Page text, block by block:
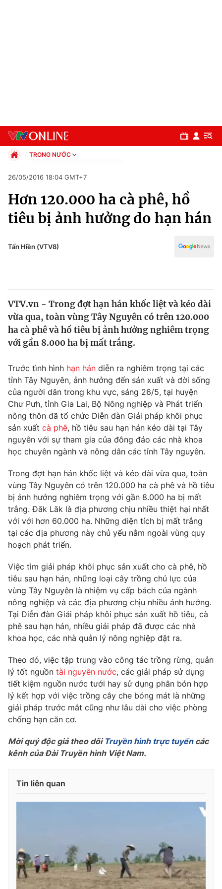
Chuyên mục
Chính trị
Y tế
Thế giới
Thế giới đó đây
Câu chuyện quốc tế
Kinh tế
Tài chính
Thị trường
Góc doanh nghiệp
Dữ liệu và đời sống
Truyền hình
Phim VTV
Nhân vật
Khán giả
Giải sao mai
Giải trí
Điện ảnh
Âm nhạc
Sao
Đời sống
Du lịch
Làm đẹp
Chất lượng cuộc sống
Giáo dục
Tuyển sinh
Công nghệ
Hitech Công nghệ tương lai
Sản phẩm
Thị trường
Tư vấn
Giao lưu trực tuyến
Lịch phát sóng
Chuyên mục khác
Emagazine Podcast
Photo Infographic
Video Shorts video
VTV Money VTV Thể thao
VTV9 VTV8
Liên hệ tòa soạn English
TRONG NƯỚC
Xã hội
Pháp luật
Thể thao
Văn hóa - Giải trí
Giáo dục
26/05/2016 18:04 GMT+7
Hơn 120.000 ha cà phê, hồ
tiêu bị ảnh hưởng do hạn hán
Tấn Hiền (VTV8)
VTV.vn - Trong đợt hạn hán khốc liệt và kéo dài
vừa qua, toàn vùng Tây Nguyên có trên 120.000
ha cà phê và hồ tiêu bị ảnh hưởng nghiêm trọng
với gần 8.000 ha bị mất trắng.
Trước tình hình hạn hán diễn ra nghiêm trọng tại các
tỉnh Tây Nguyên, ảnh hưởng đến sản xuất và đời sống
của người dân trong khu vực, sáng 26/5, tại huyện
Chư Pưh, tỉnh Gia Lai, Bộ Nông nghiệp và Phát triển
nông thôn đã tổ chức Diễn đàn Giải pháp khôi phục
sản xuất cà phê, hồ tiêu sau hạn hán kéo dài tại Tây
nguyên với sự tham gia của đông đảo các nhà khoa
học chuyên ngành và nông dân các tỉnh Tây nguyên.
Trong đợt hạn hán khốc liệt và kéo dài vừa qua, toàn
vùng Tây Nguyên có trên 120.000 ha cà phê và hồ tiêu
bị ảnh hưởng nghiêm trọng với gần 8.000 ha bị mất
trắng. Đăk Lăk là địa phương chịu nhiều thiệt hại nhất
với với hơn 60.000 ha. Những diện tích bị mất trắng
tại các địa phương này chủ yếu nằm ngoài vùng quy
hoạch phát triển.
Việc tìm giải pháp khôi phục sản xuất cho cà phê, hồ
tiêu sau hạn hán, những loại cây trồng chủ lực của
vùng Tây Nguyên là nhiệm vụ cấp bách của ngành
nông nghiệp và các địa phương chịu nhiều ảnh hưởng.
Tại Diễn đàn Giải pháp khôi phục sản xuất hồ tiêu, cà
phê sau hạn hán, nhiều giải pháp đã được các nhà
khoa học, các nhà quản lý nông nghiệp đặt ra.
Theo đó, việc tập trung vào công tác trồng rừng, quản
lý tốt nguồn tài nguyên nước, các giải pháp sử dụng
tiết kiệm nguồn nước tưới hay sử dụng phân bón hợp
lý kết hợp với việc trồng cây che bóng mát là những
giải pháp trước mắt cũng như lâu dài cho việc phòng
chống hạn căn cơ.
Mời quý độc giả theo dõi Truyền hình trực tuyếncác
kênh của Đài Truyền hình Việt Nam.
Tin liên quan